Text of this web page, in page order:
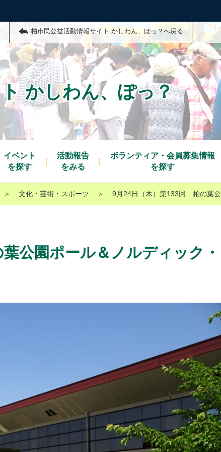
柏市民公益活動情報サイト かしわん、ぽっ？へ戻る
かしわん、ぽっ？
イベント
を探す
活動報告
をみる
ボランティア・会員募集情報
を探す
＞ 文化・芸術・スポーツ ＞ 9月24日（木）第133回 柏の葉
公園ポール＆ノルディック